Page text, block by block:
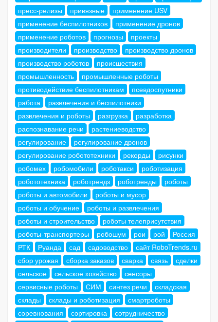
пресс-релизы
привязные
применение USV
применение беспилотников
применение дронов
применение роботов
прогнозы
проекты
производители
производство
производство дронов
производство роботов
происшествия
промышленность
промышленные роботы
противодействие беспилотникам
псевдоспутники
работа
развлечения и беспилотники
развлечения и роботы
разгрузка
разработка
распознавание речи
растениеводство
регулирование
регулирование дронов
регулирование робототехники
рекорды
рисунки
робомех
робомобили роботакси
роботизация
робототехника
роботрендз роботренды
роботы
роботы и автомобили
роботы и мусор
роботы и обучение
роботы и развлечения
роботы и строительство
роботы телеприсутствия
роботы-транспортеры
робошум рои рой
Россия
РТК
Руанда сад садоводство
сайт RoboTrends.ru
сбор урожая
сборка заказов сварка связь
сделки
сельское
сельское хозяйство
сенсоры
сервисные роботы
СИМ синтез речи
складская
склады
склады и роботизация
смартроботы
соревнования
сортировка
сотрудничество